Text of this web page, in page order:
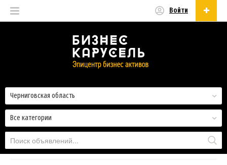
Войти
Все категории
Черниговская область